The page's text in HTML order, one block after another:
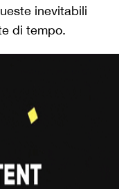
inevitabili
di tempo.